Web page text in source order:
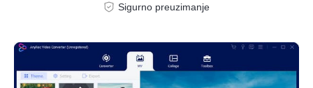
Sigurno preuzimanje